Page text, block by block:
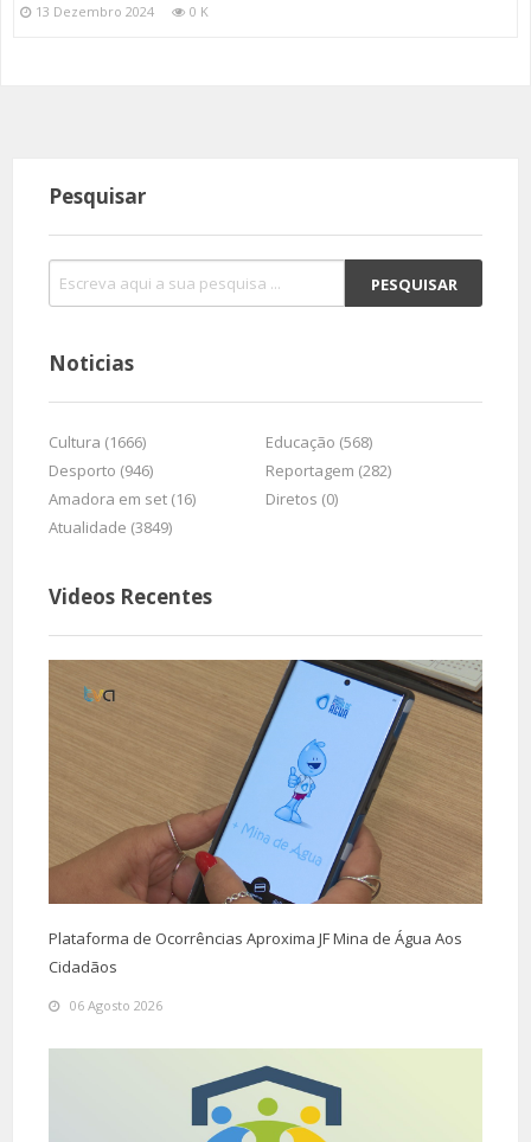
13 Dezembro 2024 0 K
Pesquisar
Noticias
Cultura (1666)
Educação (568)
Desporto (946)
Reportagem (282)
Amadora em set (16)
Diretos (0)
Atualidade (3849)
Videos Recentes
Plataforma de Ocorrências Aproxima JF Mina de Água Aos
Cidadãos
06 Agosto 2026